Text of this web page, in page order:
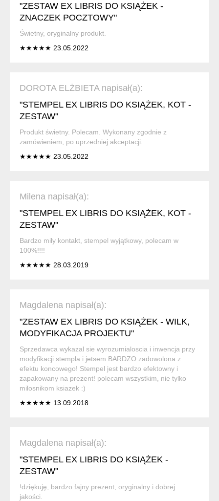
"ZESTAW EX LIBRIS DO KSIĄŻEK -
ZNACZEK POCZTOWY"
Świetny, oryginalny produkt.
★★★★★ 23.05.2022
DOROTA ELŻBIETA napisał(a):
"STEMPEL EX LIBRIS DO KSIĄŻEK, KOT -
ZESTAW"
Produkt świetny. Polecam. Wykonany zgodnie z
zamówieniem, po uprzedniej akceptacji.
★★★★★ 23.05.2022
Milena napisał(a):
"STEMPEL EX LIBRIS DO KSIĄŻEK, KOT -
ZESTAW"
Bardzo miły kontakt, stempel wyjątkowy, polecam w
100%!!!!
★★★★★ 28.03.2019
Magdalena napisał(a):
"ZESTAW EX LIBRIS DO KSIĄŻEK - WILK,
MODYFIKACJA PROJEKTU"
Sprzedawca wykazal sie wyrozumialoscia i inwencja przy
modyfikacji stempla i jetsem BARDZO zadowolona z
efektu koncowego! Stempel jest bardzo efektowny i
zapakowany na prezent! polecam wszystkim, nie tylko
milosnikom ksiazek :)
★★★★★ 13.09.2018
Magdalena napisał(a):
"STEMPEL EX LIBRIS DO KSIĄŻEK -
ZESTAW"
!dziękuję, bardzo fajny prezent, oryginalny i dobrej
jakości.